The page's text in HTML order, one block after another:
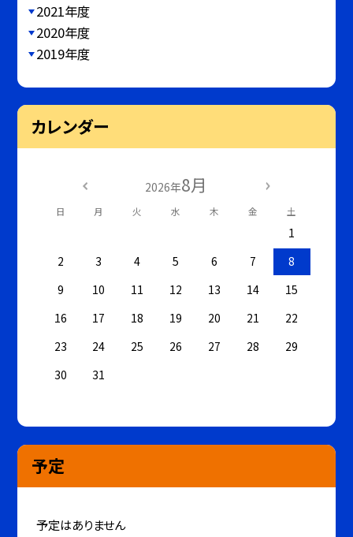
2021年度
2020年度
2019年度
カレンダー
2026年8月
日 月 火 水 木 金 土
1
2
3 4 5 6 7
8
9
10 11 12 13 14
15
16
17 18 19 20 21
22
23
24 25 26 27 28
29
30
31
予定
予定はありません